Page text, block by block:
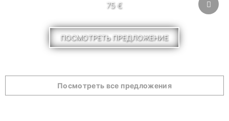
75 €
ПОСМОТРЕТЬ ПРЕДЛОЖЕНИЕ
Посмотреть все предложения